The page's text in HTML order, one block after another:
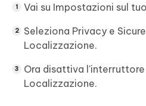
Vai su Impostazioni sul
Seleziona Privacy e
Localizzazione.
Ora disattiva
Localizzazione.